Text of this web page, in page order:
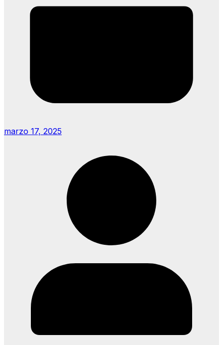
marzo 17, 2025